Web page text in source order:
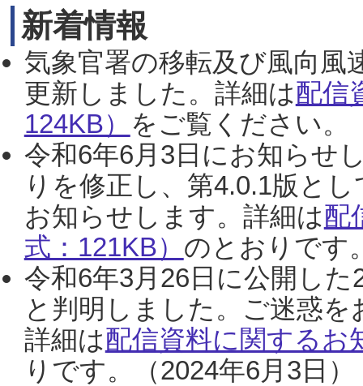
新着情報
気象官署の移転及び風向風
更新しました。詳細は配信
124KB） をご覧ください。
令和6年6月3日にお知らせ
りを修正し、第4.0.1版と
お知らせします。詳細は配
式：121KB） のとおりです
令和6年3月26日に公開し
と判明しました。ご迷惑
詳細は配信資料に関するお
りです。（2024年6月3日）